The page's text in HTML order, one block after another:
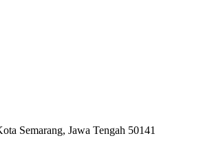
Semarang, Jawa Tengah 50141